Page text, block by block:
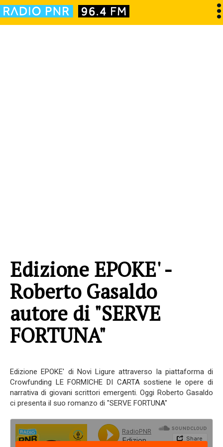
Edizione EPOKE' -
Roberto Gasaldo
autore di "SERVE
FORTUNA"
Edizione EPOKE' di Novi Ligure attraverso la piattaforma di
Crowfunding LE FORMICHE DI CARTA sostiene le opere di
narrativa di giovani scrittori emergenti. Oggi Roberto Gasaldo
ci presenta il suo romanzo di "SERVE FORTUNA"